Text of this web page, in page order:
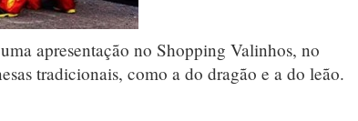
apresentação no Shopping Valinhos, no
tradicionais, como a do dragão e a do leão.